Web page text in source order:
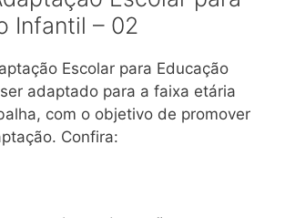
Infantil – 02
Escolar para Educação
adaptado para a faixa etária
com o objetivo de promover
Confira: